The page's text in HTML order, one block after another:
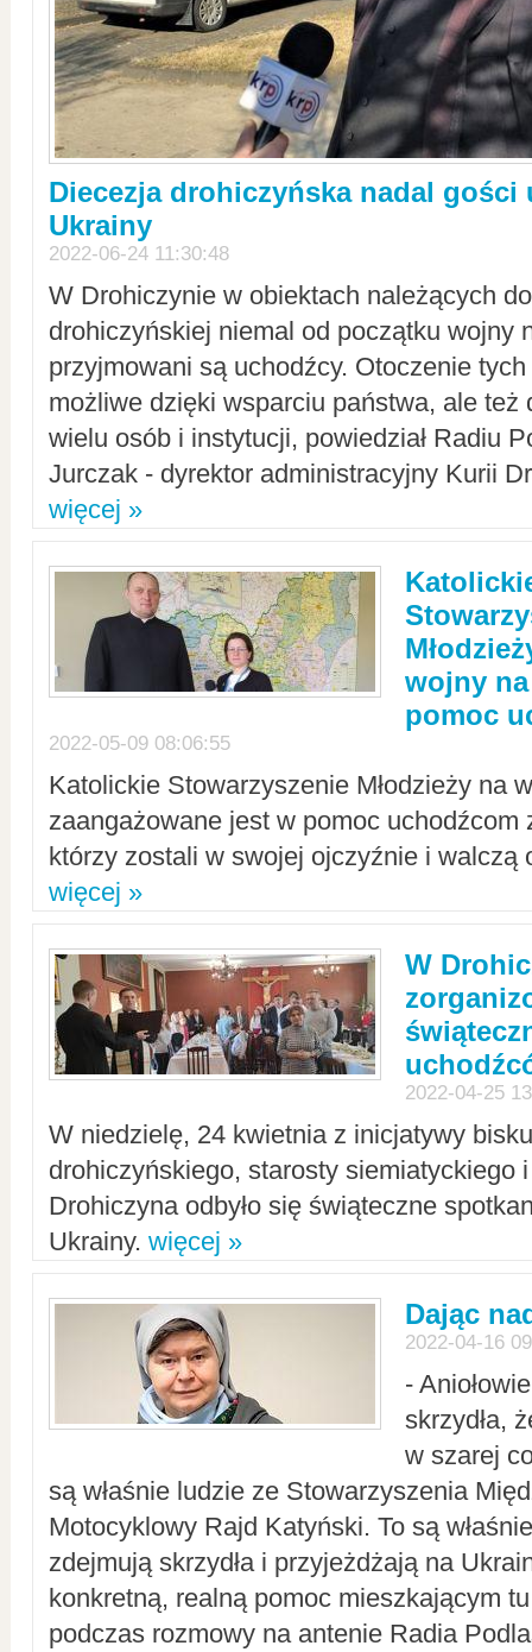
Diecezja drohiczyńska nadal gości
Ukrainy
2022-06-24 11:30:48
W Drohiczynie w obiektach należących
drohiczyńskiej niemal od początku wojny
przyjmowani są uchodźcy. Otoczenie
możliwe dzięki wsparciu państwa, ale też
wielu osób i instytucji, powiedział Radiu
Jurczak - dyrektor administracyjny Kurii
więcej »
wojny
pomoc
2022-05-09 08:06:55
Katolickie Stowarzyszenie Młodzieży na
zaangażowane jest w pomoc uchodźcom
którzy zostali w swojej ojczyźnie i walczą
więcej »
W
2022-04-25
W niedzielę, 24 kwietnia z inicjatywy
drohiczyńskiego, starosty siemiatyckiego
Drohiczyna odbyło się świąteczne
Ukrainy. więcej »
Dając
2022-04-16
-
skrzydła,
w szarej
są właśnie ludzie ze Stowarzyszenia
Motocyklowy Rajd Katyński. To są
zdejmują skrzydła i przyjeżdżają na
konkretną, realną pomoc mieszkającym
podczas rozmowy na antenie Radia